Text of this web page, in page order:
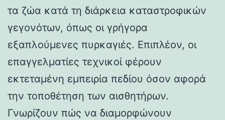
τα ζώα κατά τη διάρκεια καταστροφικών
γεγονότων, όπως οι γρήγορα
εξαπλούμενες πυρκαγιές. Επιπλέον, οι
επαγγελματίες τεχνικοί φέρουν
εκτεταμένη εμπειρία πεδίου όσον αφορά
την τοποθέτηση των αισθητήρων.
Γνωρίζουν πώς να διαμορφώνουν